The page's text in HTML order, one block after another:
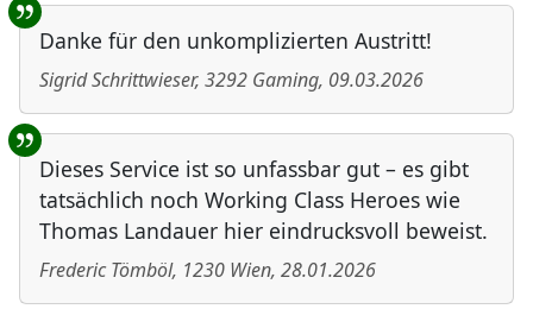
Benutzer-Rückmeldungen
Danke für den unkomplizierten Austritt!
Sigrid Schrittwieser, 3292 Gaming, 09.03.2026
Dieses Service ist so unfassbar gut – es gibt
tatsächlich noch Working Class Heroes wie
Thomas Landauer hier eindrucksvoll beweist.
Frederic Tömböl, 1230 Wien, 28.01.2026